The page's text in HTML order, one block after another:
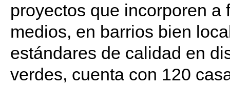
proyectos que incorporen
medios, en barrios bien
estándares de calidad en
verdes, cuenta con 120